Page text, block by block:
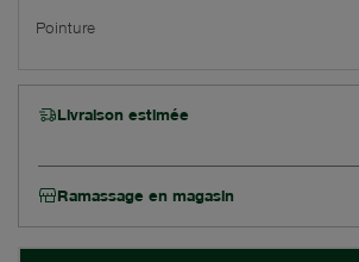
Pointure
Livraison estimée
Ramassage en magasin